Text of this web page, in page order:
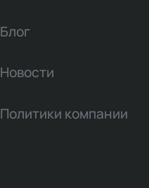
Блог
Новости
Политики компании